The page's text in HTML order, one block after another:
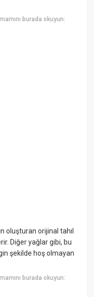
burada okuyun:
oluşturan orijinal tahıl
Diğer yağlar gibi, bu
şekilde hoş olmayan
burada okuyun: